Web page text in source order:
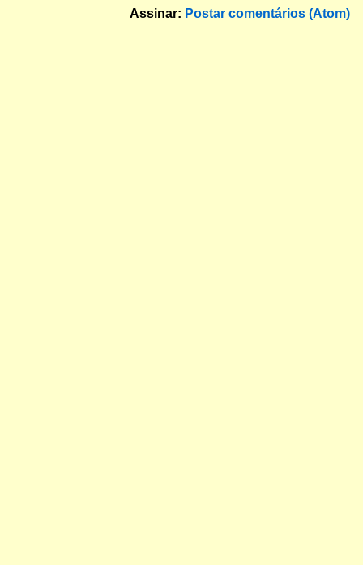
Assinar: Postar comentários (Atom)